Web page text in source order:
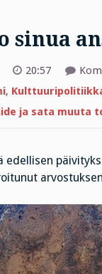
sinua
20:57
,
ja sata muuta
edellisen